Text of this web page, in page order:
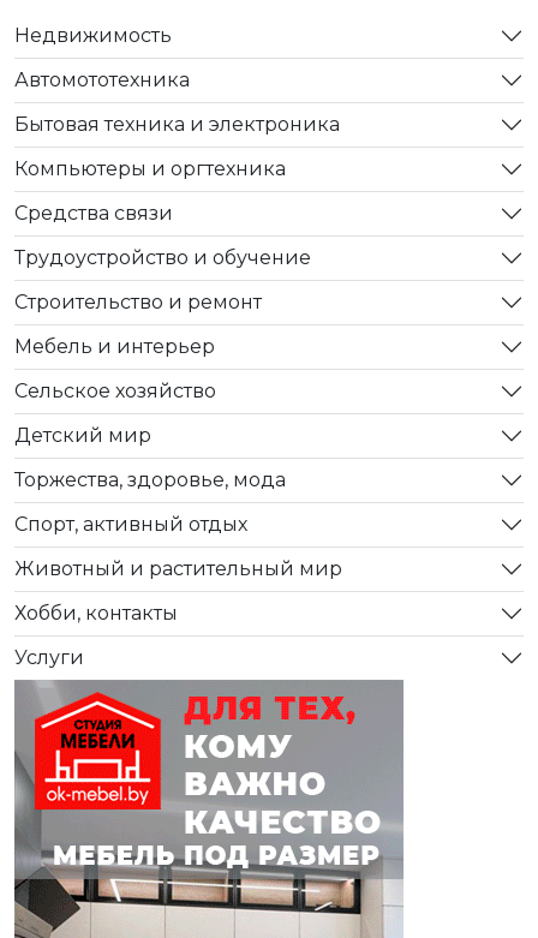
Недвижимость
Автомототехника
Бытовая техника и электроника
Компьютеры и оргтехника
Средства связи
Трудоустройство и обучение
Строительство и ремонт
Мебель и интерьер
Сельское хозяйство
Детский мир
Торжества, здоровье, мода
Спорт, активный отдых
Животный и растительный мир
Хобби, контакты
Услуги